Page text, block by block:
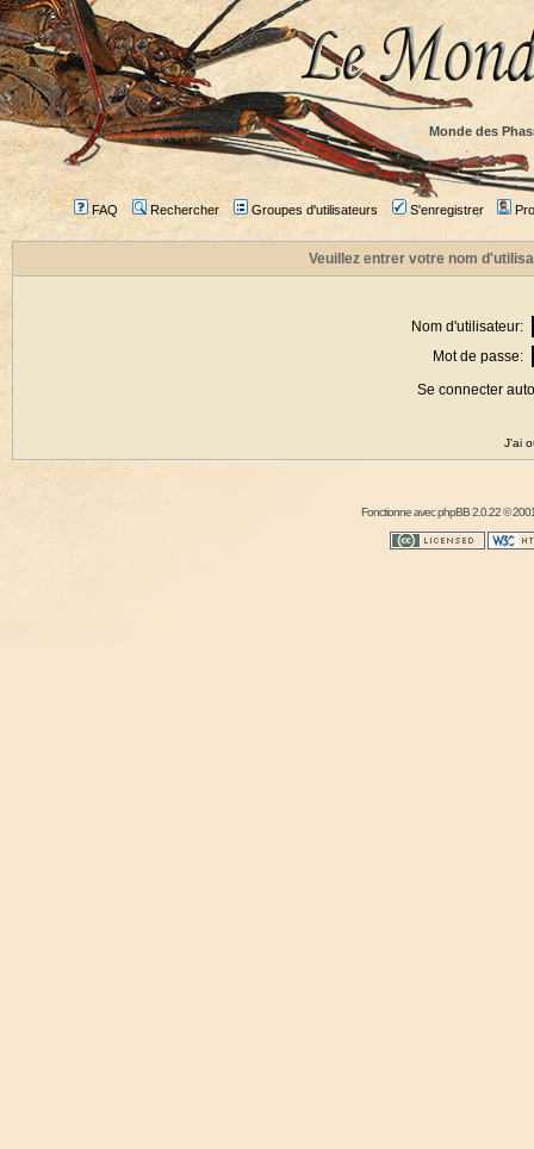
Monde des
FAQ Rechercher Groupes d'utilisateurs S'enregistrer
Veuillez entrer votre nom
Nom d'utilisateur:
Mot de passe:
Se connecter
J'ai
Fonctionne avecphpBB2.0.22 ©